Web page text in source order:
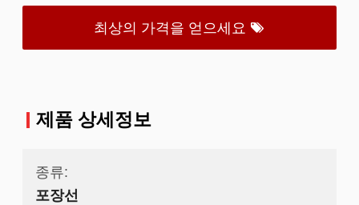
최상의 가격을 얻으세요
제품 상세정보
종류:
포장선